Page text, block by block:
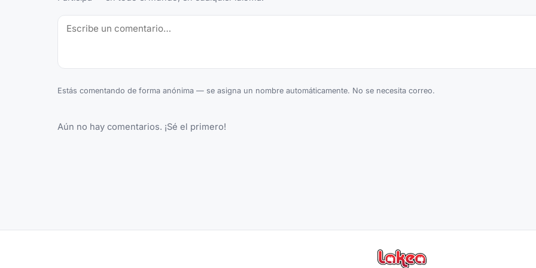
Estás comentando de forma anónima — se asigna un nombre automáticamente. No se necesita correo.
Aún no hay comentarios. ¡Sé el primero!